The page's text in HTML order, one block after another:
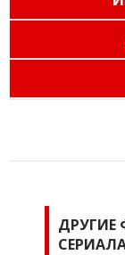
ДРУГИЕ